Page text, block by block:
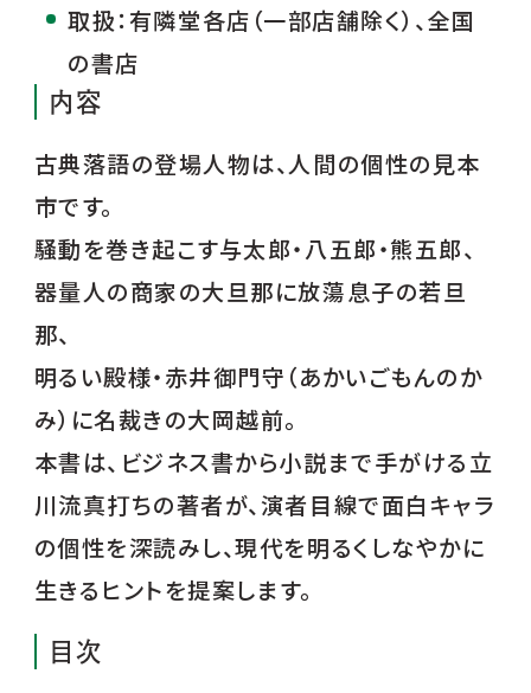
取扱：有隣堂各店（一部店舗除く）、全国
の書店
内容
古典落語の登場人物は、人間の個性の見本
市です。
騒動を巻き起こす与太郎・八五郎・熊五郎、
器量人の商家の大旦那に放蕩息子の若旦
那、
明るい殿様・赤井御門守（あかいごもんのか
み）に名裁きの大岡越前。
本書は、ビジネス書から小説まで手がける立
川流真打ちの著者が、演者目線で面白キャラ
の個性を深読みし、現代を明るくしなやかに
生きるヒントを提案します。
目次